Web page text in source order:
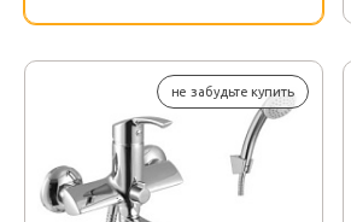
не забудьте купить